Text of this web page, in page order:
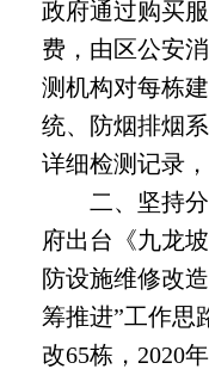
政府通过购买
费，由区公安
测机构对每栋
统、防烟排烟
详细检测记录
二、坚持分
府出台《九龙
防设施维修改
筹推进”工作思
改65栋，2020